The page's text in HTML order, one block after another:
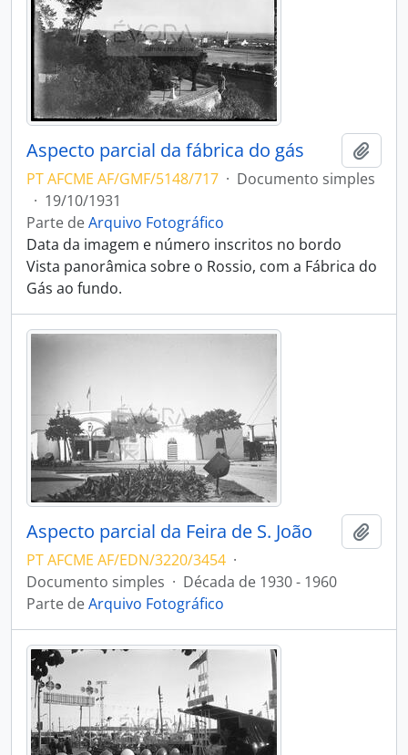
Aspecto parcial da fábrica do gás
PT AFCME AF/GMF/5148/717 · Documento simples
· 19/10/1931
Parte deArquivo Fotográfico
Data da imagem e número inscritos no bordo
Vista panorâmica sobre o Rossio, com a Fábrica do
Gás ao fundo.
Aspecto parcial da Feira de S. João
PT AFCME AF/EDN/3220/3454 ·
Documento simples · Década de 1930 - 1960
Parte deArquivo Fotográfico